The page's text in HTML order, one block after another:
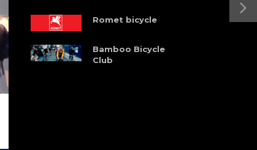
Romet bicycle
Bamboo Bicycle
Club